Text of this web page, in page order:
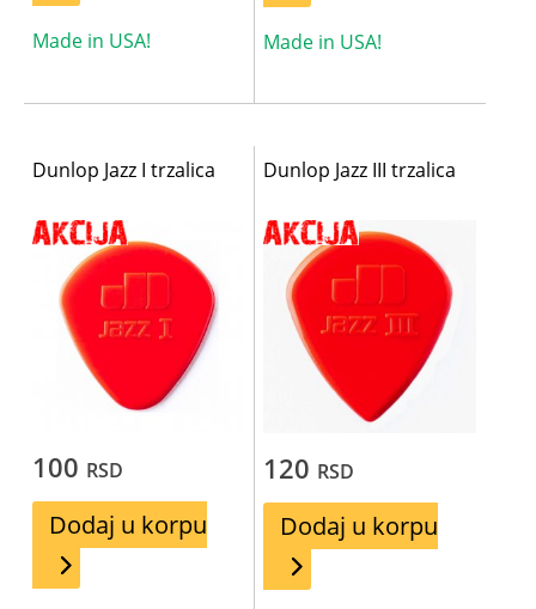
Made in USA! Made in USA!
Dunlop Jazz I trzalica
100 RSD
Dodaj u korpu
Dunlop Jazz III trzalica
120 RSD
Dodaj u korpu